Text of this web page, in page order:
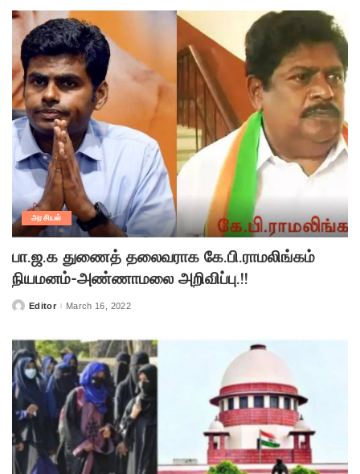
அரசியல்
பா.ஜ.க துணைத் தலைவராக கே.பி.ராமலிங்கம்
நியமனம்-அண்ணாமலை அறிவிப்பு.!!
PostedEditor March 16, 2022